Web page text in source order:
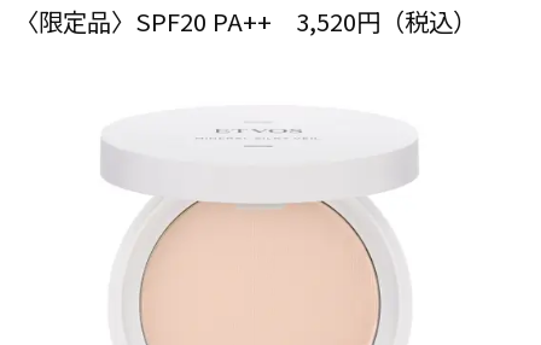
〈限定品〉SPF20 PA++ 3,520円（税込）